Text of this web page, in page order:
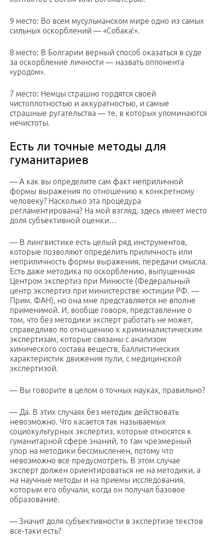
9 место: Во всем мусульманском мире одно из самых
сильных оскорблений — «Собака!».
8 место: В Болгарии верный способ оказаться в суде
за оскорбление личности — назвать оппонента
«уродом».
7 место: Немцы страшно гордятся своей
чистоплотностью и аккуратностью, и самые
страшные ругательства — те, в которых упоминаются
нечистоты.
Есть ли точные методы для
гуманитариев
— А как вы определите сам факт неприличной
формы выражения по отношению к конкретному
человеку? Насколько эта процедура
регламентирована? На мой взгляд, здесь имеет место
доля субъективной оценки…
— В лингвистике есть целый ряд инструментов,
которые позволяют определить приличность или
неприличность формы выражения, передачи смысла.
Есть даже методика по оскорблению, выпущенная
Центром экспертиз при Минюсте (Федеральный
центр экспертиз при министерстве юстиции РФ. —
Прим. ФАН), но она мне представляется не вполне
применимой. И, вообще говоря, представление о
том, что без методики эксперт работать не может,
справедливо по отношению к криминалистическим
экспертизам, которые связаны с анализом
химического состава веществ, баллистических
характеристик движения пули, с медицинской
экспертизой.
— Вы говорите в целом о точных науках, правильно?
— Да. В этих случаях без методик действовать
невозможно. Что касается так называемых
социокультурных экспертиз, которые относятся к
гуманитарной сфере знаний, то там чрезмерный
упор на методики бессмысленен, потому что
невозможно все предусмотреть. В этом случае
эксперт должен ориентироваться не на методики, а
на научные методы и на приемы исследования,
которым его обучали, когда он получал базовое
образование.
— Значит доля субъективности в экспертизе текстов
все-таки есть?